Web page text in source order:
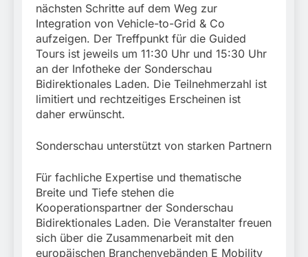
nächsten Schritte auf dem Weg zur
Integration von Vehicle-to-Grid & Co
aufzeigen. Der Treffpunkt für die Guided
Tours ist jeweils um 11:30 Uhr und 15:30 Uhr
an der Infotheke der Sonderschau
Bidirektionales Laden. Die Teilnehmerzahl ist
limitiert und rechtzeitiges Erscheinen ist
daher erwünscht.
Sonderschau unterstützt von starken Partnern
Für fachliche Expertise und thematische
Breite und Tiefe stehen die
Kooperationspartner der Sonderschau
Bidirektionales Laden. Die Veranstalter freuen
sich über die Zusammenarbeit mit den
europäischen Branchenvebänden E Mobility